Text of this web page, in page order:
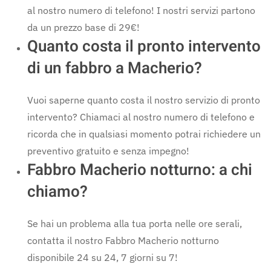
al nostro numero di telefono! I nostri servizi partono
da un prezzo base di 29€!
Quanto costa il pronto intervento
di un fabbro a Macherio?
Vuoi saperne quanto costa il nostro servizio di pronto
intervento? Chiamaci al nostro numero di telefono e
ricorda che in qualsiasi momento potrai richiedere un
preventivo gratuito e senza impegno!
Fabbro Macherio notturno: a chi
chiamo?
Se hai un problema alla tua porta nelle ore serali,
contatta il nostro Fabbro Macherio notturno
disponibile 24 su 24, 7 giorni su 7!